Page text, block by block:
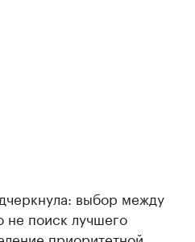
выбор между
поиск лучшего